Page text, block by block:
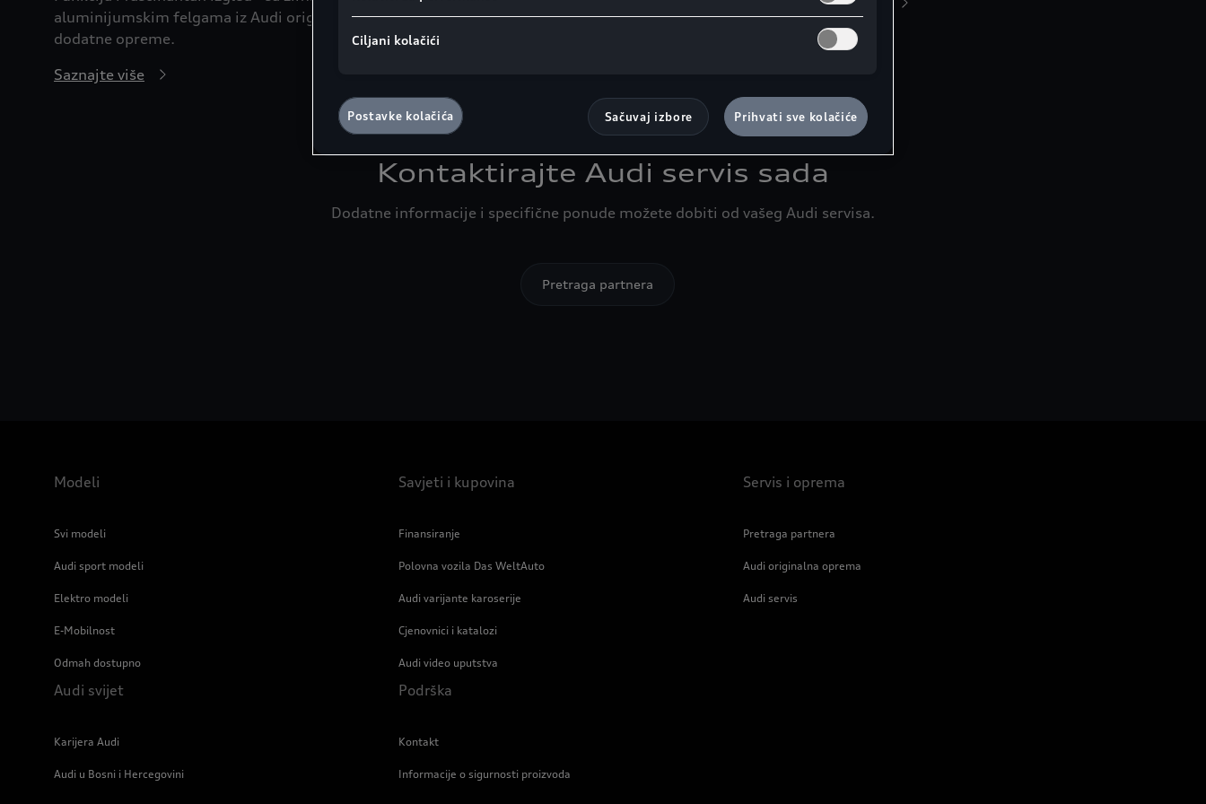
aluminijumskim felgama iz Audi originalne
dodatne opreme.
Saznajte više
Saznajte više
Kontaktirajte Audi servis sada
Dodatne informacije i specifične ponude možete dobiti od vašeg Audi servisa.
Pretraga partnera
Modeli
Svi modeli
Audi sport modeli
Elektro modeli
E-Mobilnost
Odmah dostupno
Savjeti i kupovina
Finansiranje
Polovna vozila Das WeltAuto
Audi varijante karoserije
Cjenovnici i katalozi
Audi video uputstva
Servis i oprema
Pretraga partnera
Audi originalna oprema
Audi servis
Audi svijet
Karijera Audi
Audi u Bosni i Hercegovini
Podrška
Kontakt
Informacije o sigurnosti proizvoda
Ciljani kolačići
Postavke kolačića Sačuvaj izbore Prihvati sve kolačiće